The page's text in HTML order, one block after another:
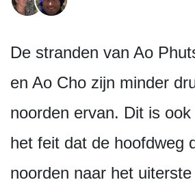
De stranden van Ao
en Ao Cho zijn minder
noorden ervan. Dit is
het feit dat de hoofdweg
noorden naar het